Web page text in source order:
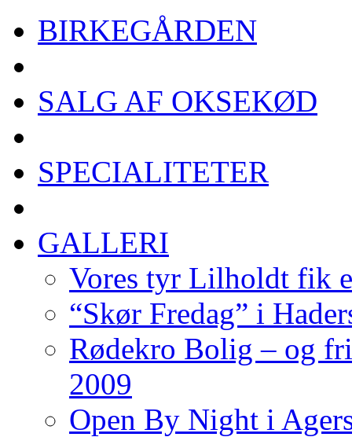
BIRKEGÅRDEN
SALG AF OKSEKØD
SPECIALITETER
GALLERI
Vores tyr Lilholdt fik
“Skør Fredag” i
Rødekro Bolig – og
2009
Open By Night i